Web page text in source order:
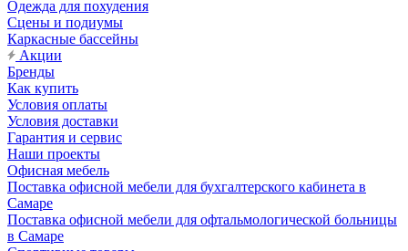
Одежда для похудения
Сцены и подиумы
Каркасные бассейны
Акции
Бренды
Как купить
Условия оплаты
Условия доставки
Гарантия и сервис
Наши проекты
Офисная мебель
Поставка офисной мебели для бухгалтерского кабинета в
Самаре
Поставка офисной мебели для офтальмологической больницы
в Самаре